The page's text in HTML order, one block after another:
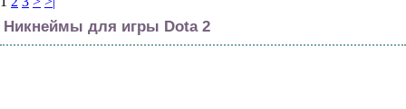
Никнеймы для игры Dota 2